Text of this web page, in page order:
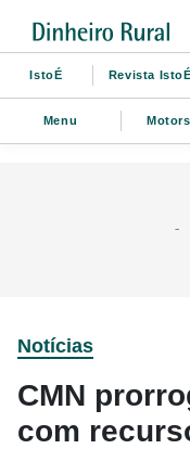
IstoÉ Revista IstoÉ
Menu
Notícias
CMN
com